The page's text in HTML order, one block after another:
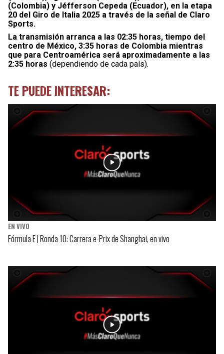
(Colombia) y Jéfferson Cepeda (Ecuador), en la etapa
20 del Giro de Italia 2025 a través de la señal de Claro
Sports.
La transmisión arranca a las 02:35 horas, tiempo del
centro de México, 3:35 horas de Colombia mientras
que para Centroamérica será aproximadamente a las
2:35 horas (dependiendo de cada país).
TE PUEDE INTERESAR:
EN VIVO
Fórmula E | Ronda 10: Carrera e-Prix de Shanghai, en vivo